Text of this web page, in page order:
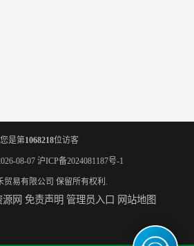
您是第1068218位访客
08-07 沪ICP备2024081187号-1
贸易有限公司 保留所有权利.
源网 免责声明 管理员入口 网站地图